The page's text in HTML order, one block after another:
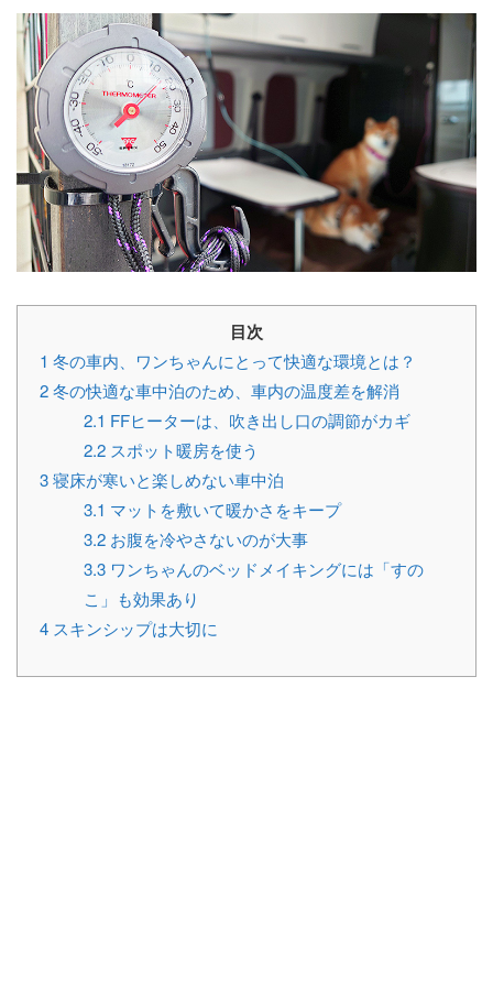
目次
1 冬の車内、ワンちゃんにとって快適な環境とは？
2冬の快適な車中泊のため、車内の温度差を解消
2.1 FFヒーターは、吹き出し口の調節がカギ
2.2 スポット暖房を使う
3寝床が寒いと楽しめない車中泊
3.1 マットを敷いて暖かさをキープ
3.2 お腹を冷やさないのが大事
3.3 ワンちゃんのベッドメイキングには「すの
こ」も効果あり
4 スキンシップは大切に